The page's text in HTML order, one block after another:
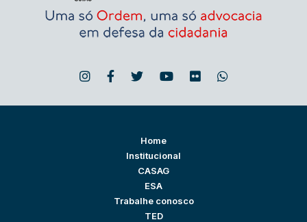
Home
Institucional
CASAG
ESA
Trabalhe conosco
TED